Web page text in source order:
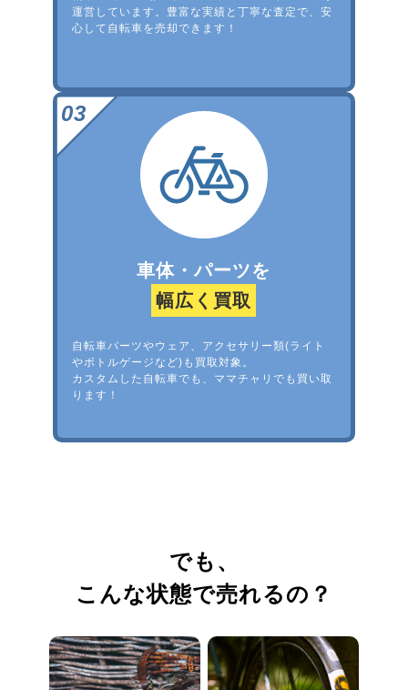
運営しています。豊富な実績と丁寧な査定で、安
心して自転車を売却できます！
車体・パーツを
幅広く買取
自転車パーツやウェア、アクセサリー類(ライト
やボトルゲージなど)も買取対象。
カスタムした自転車でも、ママチャリでも買い取
ります！
でも、
こんな状態で売れるの？